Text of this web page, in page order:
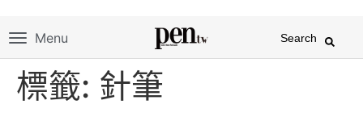
Menu Search
標籤: 針筆